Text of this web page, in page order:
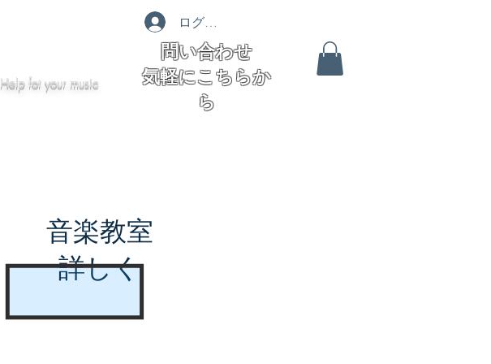
Helpfot your music
ログイン
問い合わせ
気軽にこちらか
ら
音楽教室
詳しく